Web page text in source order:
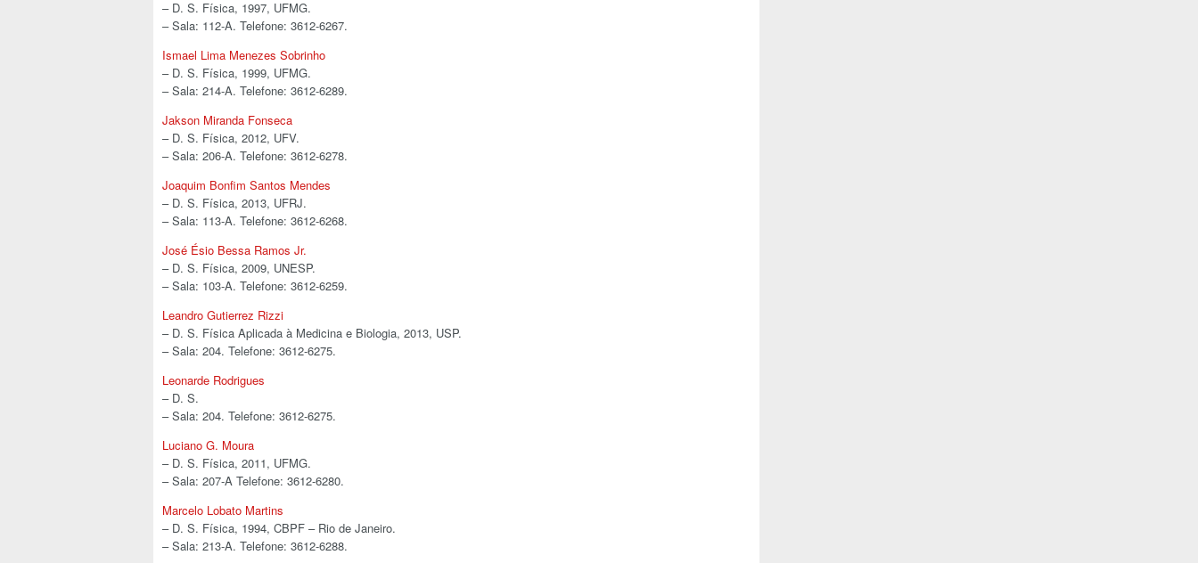
– D. S. Física, 1997, UFMG.
– Sala: 112-A. Telefone: 3612-6267.
Ismael Lima Menezes Sobrinho
– D. S. Física, 1999, UFMG.
– Sala: 214-A. Telefone: 3612-6289.
Jakson Miranda Fonseca
– D. S. Física, 2012, UFV.
– Sala: 206-A. Telefone: 3612-6278.
Joaquim Bonfim Santos Mendes
– D. S. Física, 2013, UFRJ.
– Sala: 113-A. Telefone: 3612-6268.
José Ésio Bessa Ramos Jr.
– D. S. Física, 2009, UNESP.
– Sala: 103-A. Telefone: 3612-6259.
Leandro Gutierrez Rizzi
– D. S. Física Aplicada à Medicina e Biologia, 2013, USP.
– Sala: 204. Telefone: 3612-6275.
Leonarde Rodrigues
– D. S.
– Sala: 204. Telefone: 3612-6275.
Luciano G. Moura
– D. S. Física, 2011, UFMG.
– Sala: 207-A Telefone: 3612-6280.
Marcelo Lobato Martins
– D. S. Física, 1994, CBPF – Rio de Janeiro.
– Sala: 213-A. Telefone: 3612-6288.